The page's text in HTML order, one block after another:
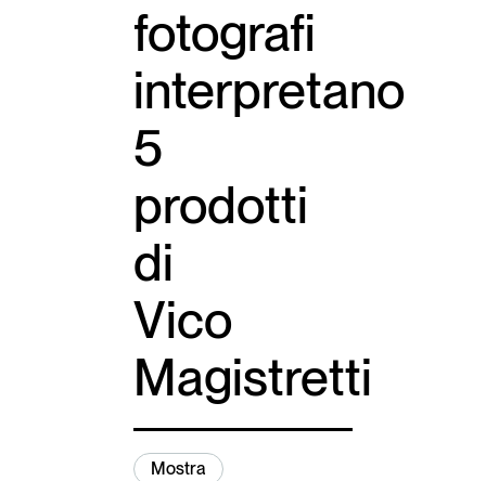
fotografi
interpretano
5
prodotti
di
Vico
Magistretti
Mostra